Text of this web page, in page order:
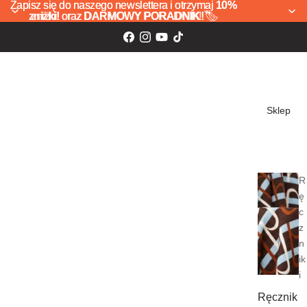
Zapisz się do naszego newslettera i otrzymaj 10%
zniżki! oraz DARMOWY PORADNIK!🏷️
Zapisz się do naszego newslettera i otrzymaj 10%
zniżki! oraz DARMOWY PORADNIK! 🏷️
Sklep
R
ę
c
z
n
ik
i
Ręcznik